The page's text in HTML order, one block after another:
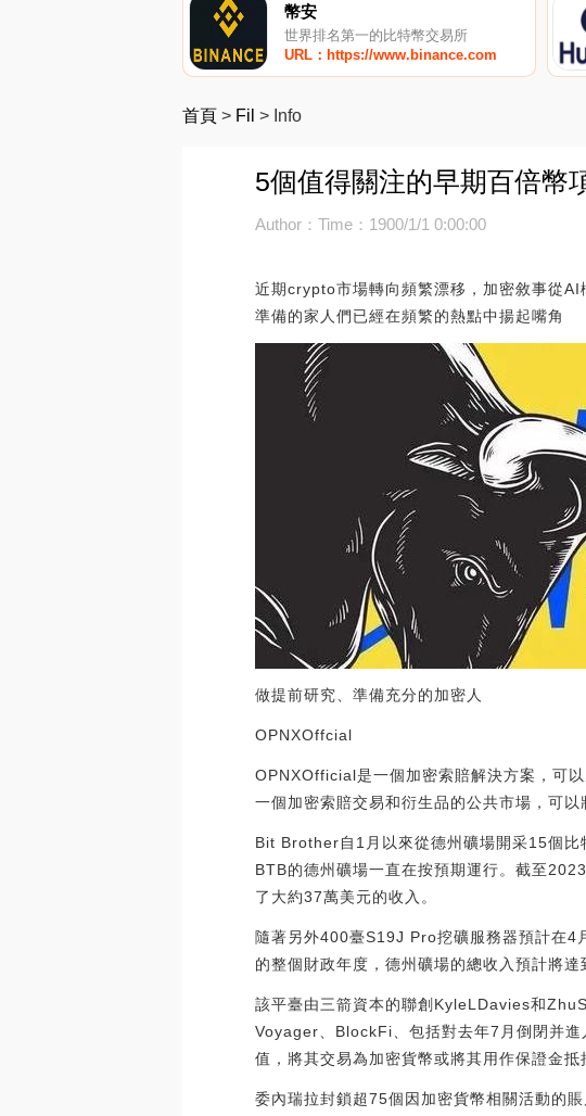
幣安
世界排名第一的比特幣交易所
URL：https://www.binance.com
首頁 > Fil > Info
5個值得關注的早期百倍幣
Author：Time：1900/1/1 0:00:00
近期crypto市場轉向頻繁漂移，加密敘事從
準備的家人們已經在頻繁的熱點中揚起嘴角
做提前研究、準備充分的加密人
OPNXOffcial
OPNXOfficial是一個加密索賠解決方案，可
一個加密索賠交易和衍生品的公共市場，可
Bit Brother自1月以來從德州礦場開采15個
BTB的德州礦場一直在按預期運行。截至
了大約37萬美元的收入。
隨著另外400臺S19J Pro挖礦服務器預計在4
的整個財政年度，德州礦場的總收入預計將
該平臺由三箭資本的聯創KyleLDavies和
Voyager、BlockFi、包括對去年7月倒閉并
值，將其交易為加密貨幣或將其用作保證金抵
委內瑞拉封鎖超75個因加密貨幣相關活動的